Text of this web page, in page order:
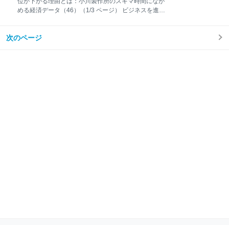
チャーだった。社内の創業記念館で、その事実が強烈
して自分のスキルを世の中に役立てたい。そう思って
める経済データ（46）（1/3 ページ） ビジネスを進め
をテーマに、役立つ情報を皆さんと共有していきま
次のページ